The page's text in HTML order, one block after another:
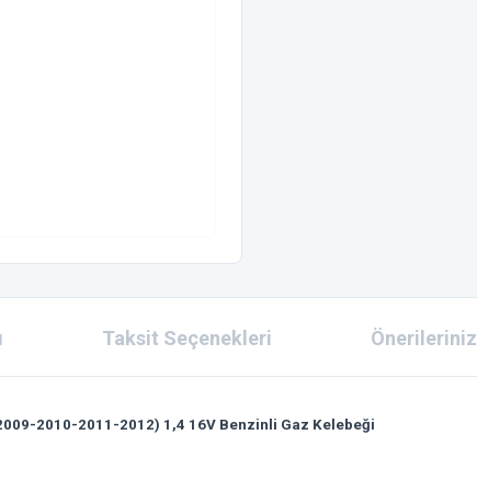
Taksit Seçenekleri Önerileriniz
2010-2011-2012) 1,4 16V Benzinli Gaz Kelebeği